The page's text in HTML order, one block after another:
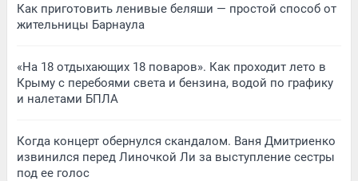
Как приготовить ленивые беляши — простой способ от
жительницы Барнаула
«На 18 отдыхающих 18 поваров». Как проходит лето в
Крыму с перебоями света и бензина, водой по графику
и налетами БПЛА
Когда концерт обернулся скандалом. Ваня Дмитриенко
извинился перед Линочкой Ли за выступление сестры
под ее голос